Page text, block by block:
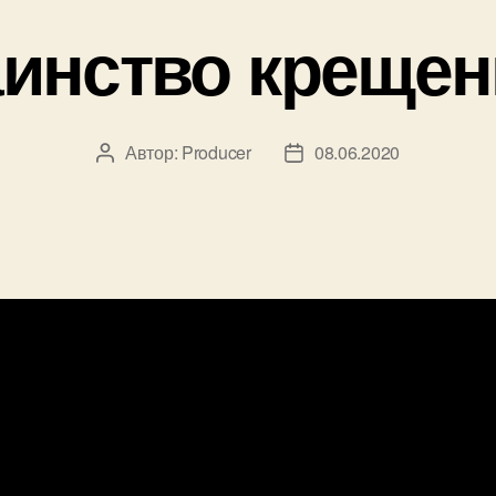
Автор
Автор: Producer
Дата08.06.2020